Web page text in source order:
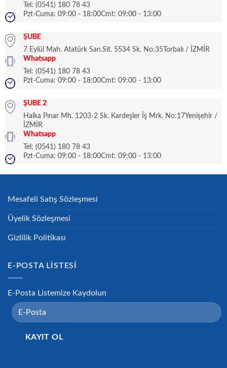
Tel: (0541) 180 78 43
Pzt-Cuma: 09:00 - 18:00Cmt: 09:00 - 13:00
ŞUBE
7 Eylül Mah. Atatürk San.Sit. 5534 Sk. No:35Torbalı / İZMİR
Whatsapp
Tel: (0541) 180 78 43
Pzt-Cuma: 09:00 - 18:00Cmt: 09:00 - 13:00
ŞUBE 2
Halka Pınar Mh. 1203-2 Sk. Kardeşler İş Mrk. No:17Yenişehir /
İZMİR
Whatsapp
Tel: (0541) 180 78 43
Pzt-Cuma: 09:00 - 18:00Cmt: 09:00 - 13:00
Mesafeli Satış Sözleşmesi
Üyelik Sözleşmesi
Gizlilik Politikası
E-POSTA LISTESI
E-Posta Listemize Kaydolun